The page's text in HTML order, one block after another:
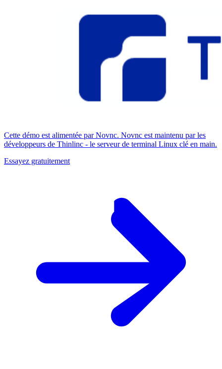
Cette démo est alimentée par Novnc. Novnc est maintenu par les
développeurs de Thinlinc - le serveur de terminal Linux clé en main.
Essayez gratuitement